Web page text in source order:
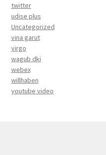
twitter
udise plus
Uncategorized
vina garut
virgo
wagub dki
webex
willhaben
youtube video